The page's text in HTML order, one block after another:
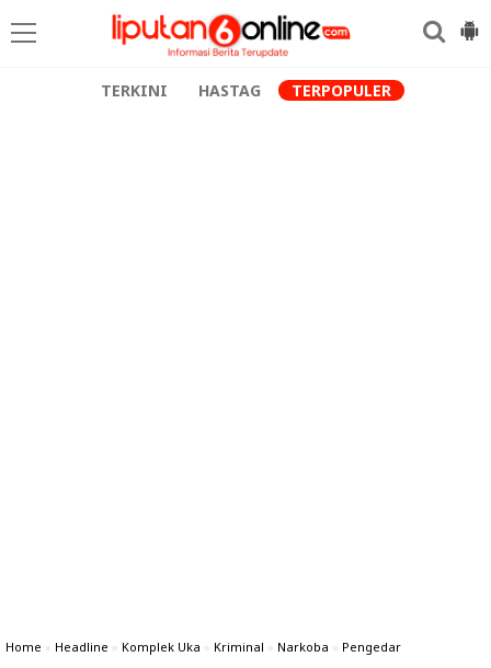
TERKINI HASTAG TERPOPULER
Home » Headline » Komplek Uka » Kriminal » Narkoba » Pengedar